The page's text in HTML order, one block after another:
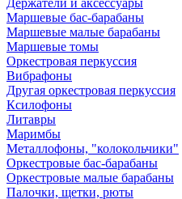
Держатели и аксессуары
Маршевые бас-барабаны
Маршевые малые барабаны
Маршевые томы
Оркестровая перкуссия
Вибрафоны
Другая оркестровая перкуссия
Ксилофоны
Литавры
Маримбы
Металлофоны, "колокольчики"
Оркестровые бас-барабаны
Оркестровые малые барабаны
Палочки, щетки, рюты